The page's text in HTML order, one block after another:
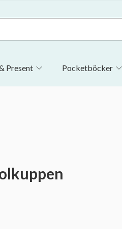
Present Pocketböcker